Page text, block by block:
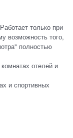
только при
возможность того,
полностью
отелей и
и спортивных